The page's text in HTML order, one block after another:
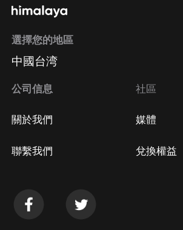
選擇您的地區
中國台湾
公司信息
關於我們
聯繫我們
社區
媒體
兌換權益